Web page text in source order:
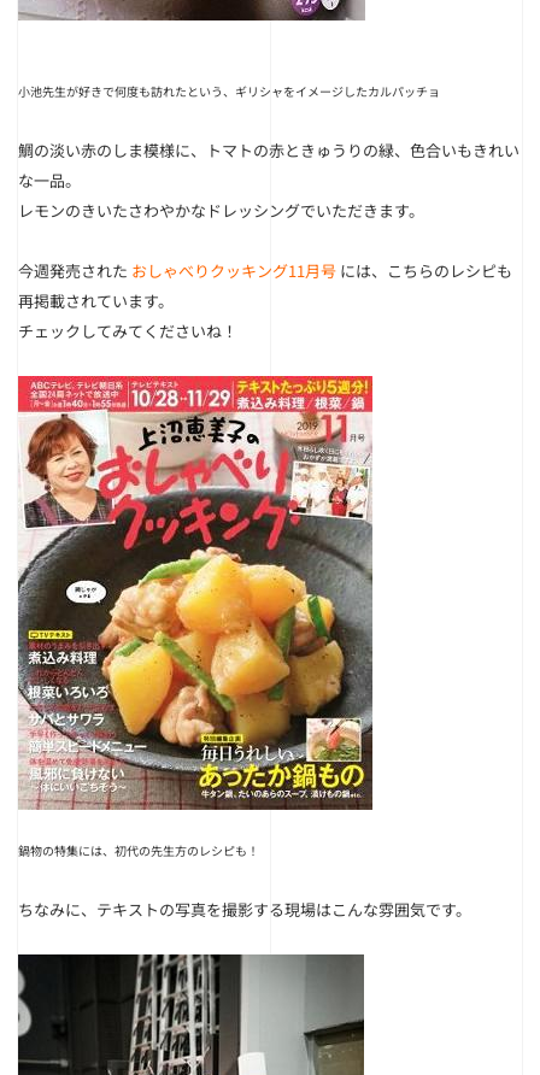
小池先生が好きで何度も訪れたという、ギリシャをイメージしたカルパッチョ
鯛の淡い赤のしま模様に、トマトの赤ときゅうりの緑、色合いもきれい
な一品。
レモンのきいたさわやかなドレッシングでいただきます。
今週発売された おしゃべりクッキング11月号 には、こちらのレシピも
再掲載されています。
チェックしてみてくださいね！
鍋物の特集には、初代の先生方のレシピも！
ちなみに、テキストの写真を撮影する現場はこんな雰囲気です。